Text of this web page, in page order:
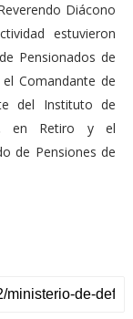
Diácono
estuvieron
Pensionados de
Comandante de
del Instituto de
en Retiro y el
de Pensiones de